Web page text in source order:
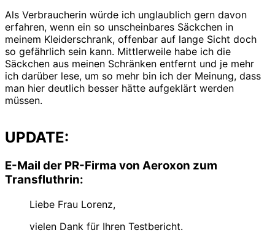
Als Verbraucherin würde ich unglaublich gern davon
erfahren, wenn ein so unscheinbares Säckchen in
meinem Kleiderschrank, offenbar auf lange Sicht doch
so gefährlich sein kann. Mittlerweile habe ich die
Säckchen aus meinen Schränken entfernt und je mehr
ich darüber lese, um so mehr bin ich der Meinung, dass
man hier deutlich besser hätte aufgeklärt werden
müssen.
UPDATE:
E-Mail der PR-Firma von Aeroxon zum
Transfluthrin:
Liebe Frau Lorenz,
vielen Dank für Ihren Testbericht.